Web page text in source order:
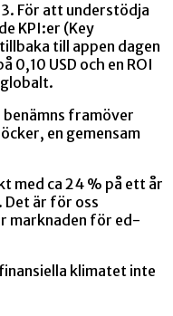
För att understödja
KPI:er (Key
till appen dagen
USD och en ROI
framöver
en gemensam
med ca 24 % på ett år
Det är för oss
marknaden för ed-
klimatet inte